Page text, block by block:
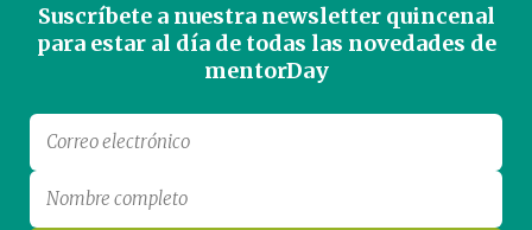
Suscríbete a nuestra newsletter quincenal
para estar al día de todas las novedades de
mentorDay